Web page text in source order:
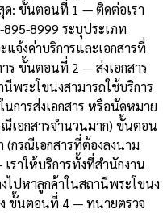
ด: ขั้นตอนที่ 1 — ติดต่อเรา
8999 ระบุประเภท
แจ้งค่าบริการและเอกสารที่
ร ขั้นตอนที่ 2 — ส่งเอกสาร
พระโขนงสามารถใช้บริการ
นการส่งเอกสาร หรือนัดหมาย
ณีเอกสารจำนวนมาก) ขั้นตอน
รณีเอกสารที่ต้องลงนาม
ราให้บริการทั้งที่สำนักงาน
ไปหาลูกค้าในสถานีพระโขนง
ขั้นตอนที่ 4 — ทนายตรวจ